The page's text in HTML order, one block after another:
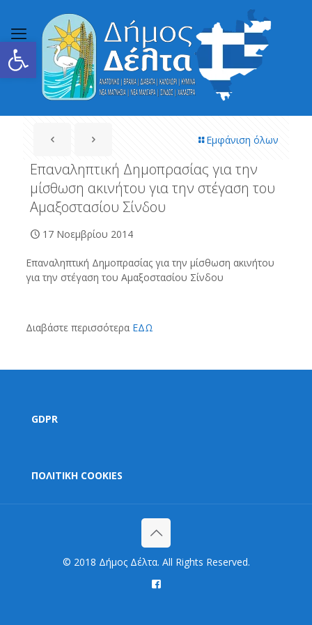
Ανοίξτε τη γραμμή εργαλείων
Εμφάνιση όλων
Επαναληπτική Δημοπρασίας για την
μίσθωση ακινήτου για την στέγαση του
Αμαξοστασίου Σίνδου
17 Νοεμβρίου 2014
Επαναληπτική Δημοπρασίας για την μίσθωση ακινήτου
για την στέγαση του Αμαξοστασίου Σίνδου
Διαβάστε περισσότερα ΕΔΩ
GDPR
ΠΟΛΙΤΙΚΗ COOKIES
© 2018 Δήμος Δέλτα. All Rights Reserved.